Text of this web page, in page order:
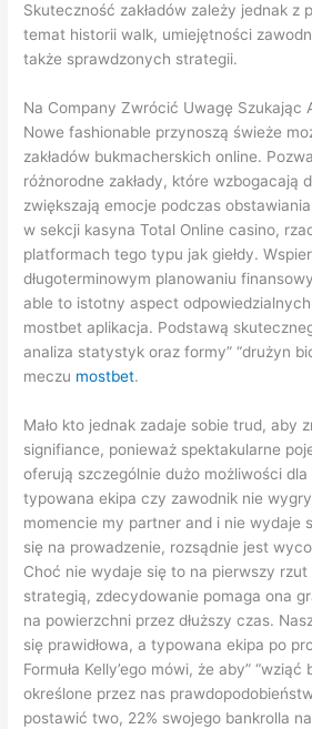
Skuteczność zakładów zależy jednak z
temat historii walk, umiejętności
także sprawdzonych strategii.
Na Company Zwrócić Uwagę Szukając
Nowe fashionable przynoszą świeże
zakładów bukmacherskich online.
różnorodne zakłady, które wzbogacają
zwiększają emocje podczas
w sekcji kasyna Total Online casino,
platformach tego typu jak giełdy.
długoterminowym planowaniu
able to istotny aspect
mostbet aplikacja. Podstawą
analiza statystyk oraz formy” “drużyn
meczu mostbet.
Mało kto jednak zadaje sobie trud, aby
signifiance, ponieważ spektakularne
oferują szczególnie dużo możliwości
typowana ekipa czy zawodnik nie
momencie my partner and i nie wydaje
się na prowadzenie, rozsądnie jest
Choć nie wydaje się to na pierwszy rzut
strategią, zdecydowanie pomaga ona
na powierzchni przez dłuższy czas.
się prawidłowa, a typowana ekipa po
Formuła Kelly’ego mówi, że aby”
określone przez nas
postawić two, 22% swojego bankrolla